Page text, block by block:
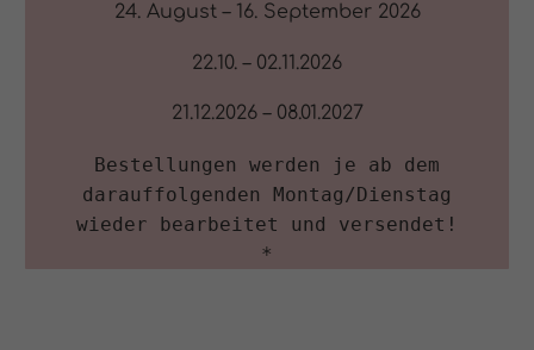
24. August – 16. September 2026
22.10. – 02.11.2026
21.12.2026 – 08.01.2027
Bestellungen werden je ab dem
darauffolgenden Montag/Dienstag
wieder bearbeitet und versendet!
*